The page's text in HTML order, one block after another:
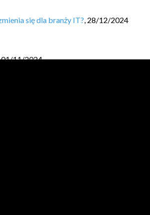
się dla branży IT?, 28/12/2024
01/11/2024